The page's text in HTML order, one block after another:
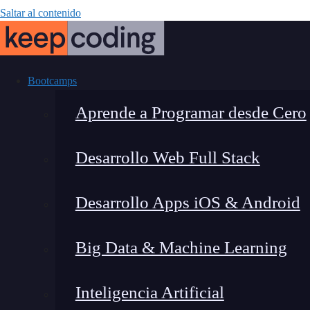
Saltar al contenido
Bootcamps
Aprende a Programar desde Cero
Desarrollo Web Full Stack
Desarrollo Apps iOS & Android
Big Data & Machine Learning
Inteligencia Artificial
Aprende a